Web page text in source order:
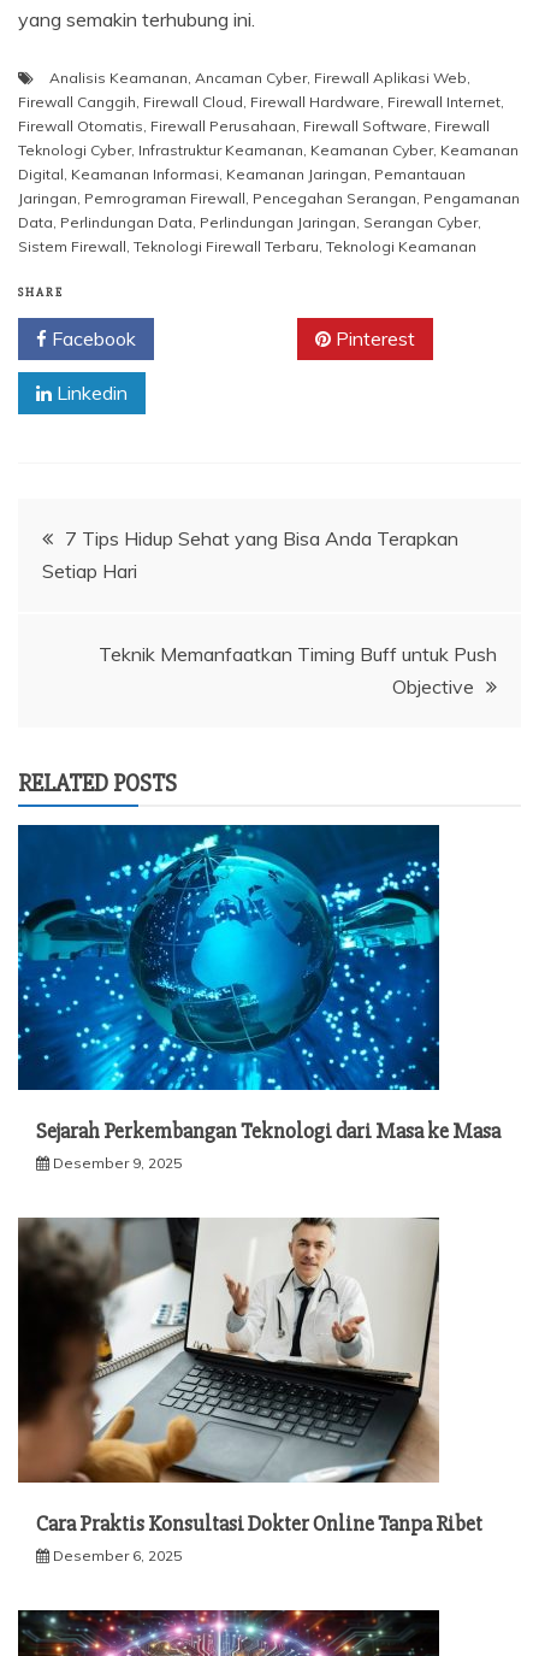
yang semakin terhubung ini.
Analisis Keamanan Ancaman Cyber, Firewall Aplikasi Web
Firewall Canggih Firewall Cloud Firewall Hardware Firewall Internet
Firewall Otomatis Firewall Perusahaan Firewall Software Firewall
Teknologi Cyber, Infrastruktur Keamanan Keamanan Cyber, Keamanan
Digital Keamanan Informasi Keamanan Jaringan Pemantauan
Jaringan Pemrograman Firewall Pencegahan Serangan Pengamanan
Data Perlindungan Data Perlindungan Jaringan Serangan Cyber,
Sistem Firewall Teknologi Firewall Terbaru Teknologi Keamanan
SHARE
Facebook Pinterest
Linkedin
Navigasi
pos
7 Tips Hidup Sehat yang Bisa Anda Terapkan
Setiap Hari
Teknik Memanfaatkan Timing Buff untuk Push
Objective
RELATED POSTS
Sejarah Perkembangan Teknologi dari Masa ke Masa
Desember 9, 2025
Cara Praktis Konsultasi Dokter Online Tanpa Ribet
Desember 6, 2025